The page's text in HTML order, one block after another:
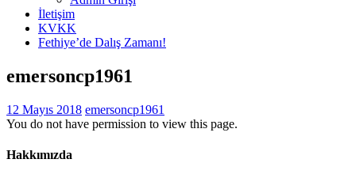
İletişim
KVKK
Fethiye’de Dalış Zamanı!
emersoncp1961
12 Mayıs 2018 emersoncp1961
You do not have permission to view this page.
Hakkımızda